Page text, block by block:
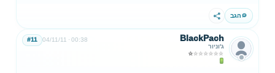
הגב שתף
BlackPach
ג'וניור
04/11/11 00:38
#11